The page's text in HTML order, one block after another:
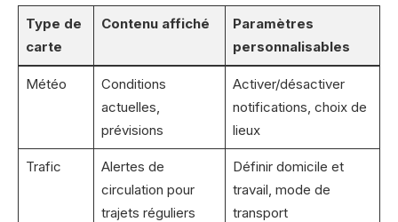
Type de
carte
Contenu affiché
Paramètres
personnalisables
Météo
Conditions
actuelles,
prévisions
Activer/désactiver
notifications, choix de
lieux
Trafic
Alertes de
circulation pour
trajets réguliers
Définir domicile et
travail, mode de
transport